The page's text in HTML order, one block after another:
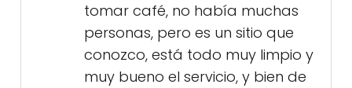
tomar café, no había muchas
personas, pero es un sitio que
conozco, está todo muy limpio y
muy bueno el servicio, y bien de